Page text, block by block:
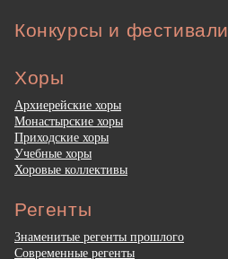
Конкурсы и фестивали
Хоры
Архиерейские хоры
Монастырские хоры
Приходские хоры
Учебные хоры
Хоровые коллективы
Регенты
Знаменитые регенты прошлого
Современные регенты